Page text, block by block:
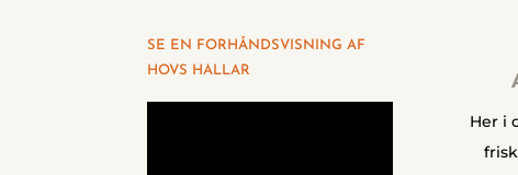
SE EN FORHÅNDSVISNING AF
HOVS HALLAR
Her i